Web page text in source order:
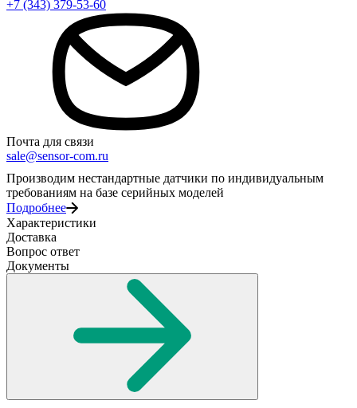
+7 (343) 379-53-60
Почта для связи
sale@sensor-com.ru
Производим нестандартные датчики по индивидуальным
требованиям на базе серийных моделей
Подробнее
Характеристики
Доставка
Вопрос ответ
Документы